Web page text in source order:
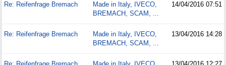
Re: Reifenfrage Bremach
Made in Italy, IVECO,
BREMACH, SCAM, ...
14/04/2016 07:51
Re: Reifenfrage Bremach
Made in Italy, IVECO,
BREMACH, SCAM, ...
13/04/2016 14:28